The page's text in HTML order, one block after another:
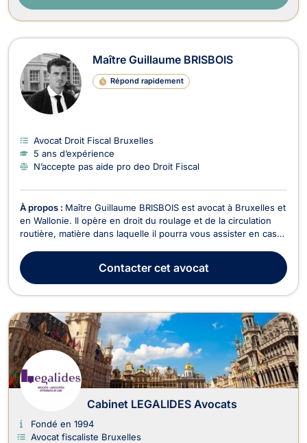
Maître Guillaume BRISBOIS
Répond rapidement
Avocat Droit Fiscal Bruxelles
5 ans d’expérience
N’accepte pas aide pro deo Droit Fiscal
À propos : Maître Guillaume BRISBOIS est avocat à Bruxelles et
en Wallonie. Il opère en droit du roulage et de la circulation
routière, matière dans laquelle il pourra vous assister en cas
Le cas échéant, il ne manquera pas de vous représenter
devant les Tribunaux de police ...
Contactercet avocat
Cabinet LEGALIDES Avocats
Fondé en 1994
Avocat fiscaliste Bruxelles